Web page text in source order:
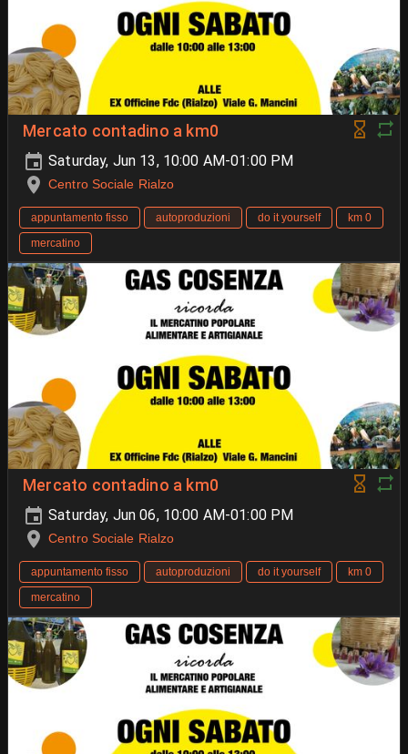
Mercato contadino a km0
Saturday, Jun 13, 10:00 AM-01:00 PM
Centro Sociale Rialzo
appuntamento fisso autoproduzioni do it yourself
km 0
mercatino
Mercato contadino a km0
Saturday, Jun 06, 10:00 AM-01:00 PM
Centro Sociale Rialzo
appuntamento fisso autoproduzioni do it yourself
km 0
mercatino